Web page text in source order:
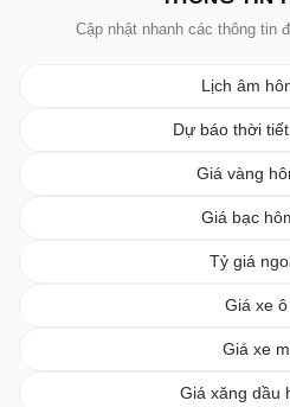
Cập nhật nhanh các thông tin
Lịch âm
Dự báo thời
Giá vàng
Giá bạc
Tỷ giá
Giá xe
Giá xe
Giá xăng dầu